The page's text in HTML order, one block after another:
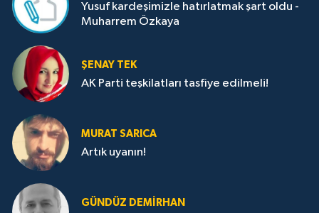
Yusuf kardeşimizle hatırlatmak şart oldu -
Muharrem Özkaya
ŞENAY TEK
AK Parti teşkilatları tasfiye edilmeli!
MURAT SARICA
Artık uyanın!
GÜNDÜZ DEMIRHAN